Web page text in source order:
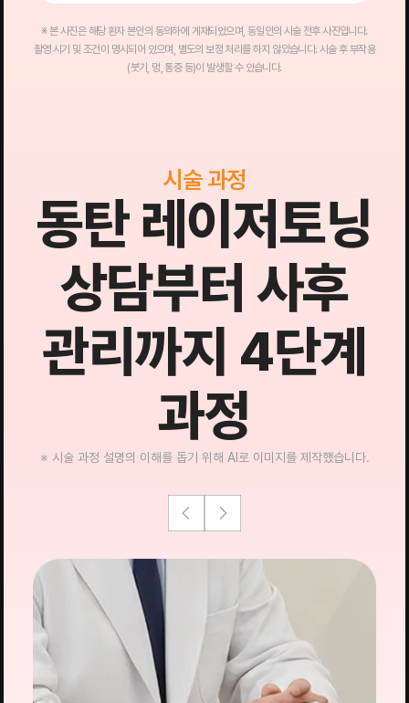
※ 본 사진은 해당 환자 본인의 동의하에 게재되었으며, 동일인의 시술 전후 사진입니다.
촬영 시기 및 조건이 명시되어 있으며, 별도의 보정 처리를 하지 않았습니다. 시술 후 부작용
(붓기, 멍, 통증 등)이 발생할 수 있습니다.
시술 과정
동탄 레이저토닝
상담부터 사후
관리까지 4단계
과정
※ 시술 과정 설명의 이해를 돕기 위해 AI로 이미지를 제작했습니다.